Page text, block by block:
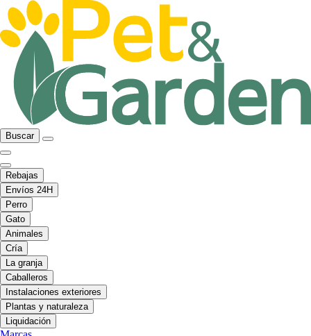
Buscar
Rebajas
Envíos 24H
Perro
Gato
Animales
Cría
La granja
Caballeros
Instalaciones exteriores
Plantas y naturaleza
Liquidación